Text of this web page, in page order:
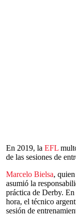
En 2019, la EFL
de las sesiones de
Marcelo Bielsa,
asumió la
práctica de Derby. En
hora, el técnico
sesión de